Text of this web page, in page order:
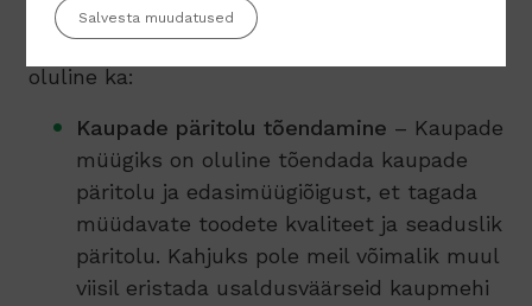
Pane tähele, et Maksekeskusega liitudes on
oluline ka:
Kaupade päritolu tõendamine – Kaupade
müügiks on oluline tõendada kaupade
päritolu ja edasimüügiõigust, et tagada
müüdavate toodete kvaliteet ja seaduslik
päritolu. Kahjuks pole meil võimalik muul
viisil eristada usaldusväärseid kaupmehi
Salvesta muudatused